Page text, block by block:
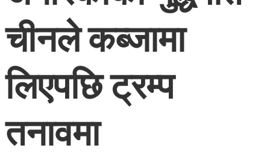
चीनले कब्जामा
लिएपछि ट्रम्प
तनावमा